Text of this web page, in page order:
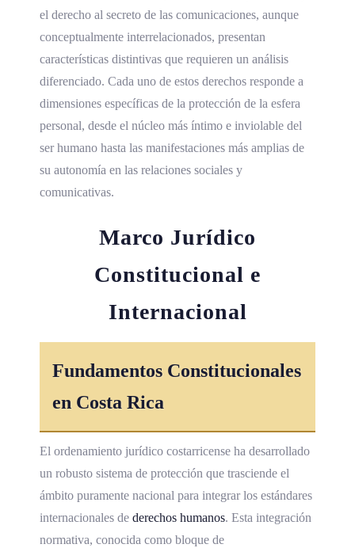
el derecho al secreto de las comunicaciones, aunque
conceptualmente interrelacionados, presentan
características distintivas que requieren un análisis
diferenciado. Cada uno de estos derechos responde a
dimensiones específicas de la protección de la esfera
personal, desde el núcleo más íntimo e inviolable del
ser humano hasta las manifestaciones más amplias de
su autonomía en las relaciones sociales y
comunicativas.
Marco Jurídico
Constitucional e
Internacional
Fundamentos Constitucionales
en Costa Rica
El ordenamiento jurídico costarricense ha desarrollado
un robusto sistema de protección que trasciende el
ámbito puramente nacional para integrar los estándares
internacionales de derechos humanos. Esta integración
normativa, conocida como bloque de